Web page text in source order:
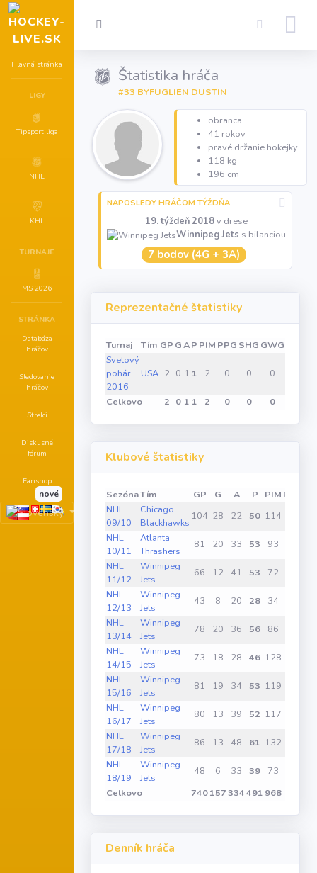
Hlavná stránka
LIGY
Tipsport liga
NHL
KHL
TURNAJE
MS 2026
STRÁNKA
Databáza
hráčov
Sledovanie
hráčov
Strelci
Diskusné
fórum
Fanshop
nové
Štatistika hráča
#33 BYFUGLIEN DUSTIN
obranca
41 rokov
pravé držanie hokejky
118 kg
196 cm
NAPOSLEDY HRÁČOM TÝŽDŇA
19. týždeň 2018v drese
Winnipeg Jets s bilanciou
7 bodov (4G + 3A)
Reprezentačné štatistiky
Turnaj Tím GP GAP PIM PPG SHG GWG
Svetový
pohár
2016
USA 2 0 1 1 2 0 0 0
Celkovo 2 0 1 1 2 0 0 0
Klubové štatistiky
SezónaTím GP G A P PIM PPG
NHL
09/10
Chicago
Blackhawks
104 28 22 50 114
NHL
10/11
Atlanta
Thrashers
81 20 33 53 93
NHL
11/12
Winnipeg
Jets
66 12 41 53 72
NHL
12/13
Winnipeg
Jets
43 8 20 28 34
NHL
13/14
Winnipeg
Jets
78 20 36 56 86
NHL
14/15
Winnipeg
Jets
73 18 28 46 128
NHL
15/16
Winnipeg
Jets
81 19 34 53 119
NHL
16/17
Winnipeg
Jets
80 13 39 52 117
NHL
17/18
Winnipeg
Jets
86 13 48 61 132
NHL
18/19
Winnipeg
Jets
48 6 33 39 73
Celkovo
740157334491 968
Denník hráča